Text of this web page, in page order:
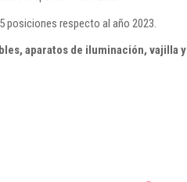
posiciones respecto al año 2023.
aparatos de iluminación, vajilla y